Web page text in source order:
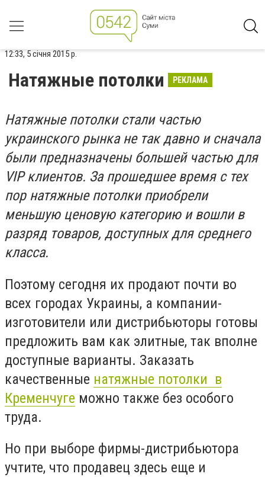
12:33, 5 січня 2015 р.
Натяжные потолки РЕКЛАМА
Натяжные потолки стали частью
украинского рынка не так давно и сначала
были предназначены большей частью для
VIP клиентов. За прошедшее время с тех
пор натяжные потолки приобрели
меньшую ценовую категорию и вошли в
разряд товаров, доступных для среднего
класса.
Поэтому сегодня их продают почти во
всех городах Украины, а компании-
изготовители или дистрибьюторы готовы
предложить вам как элитные, так вполне
доступные варианты. Заказать
качественные натяжные потолки в
Кременчуге можно также без особого
труда.
Но при выборе фирмы-дистрибьютора
учтите, что продавец здесь еще и